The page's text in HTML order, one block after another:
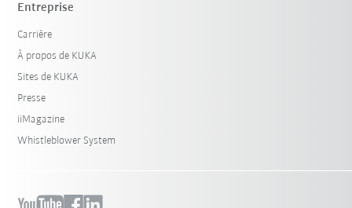
Entreprise
Carrière
À propos de KUKA
Sites de KUKA
Presse
iiMagazine
Whistleblower System